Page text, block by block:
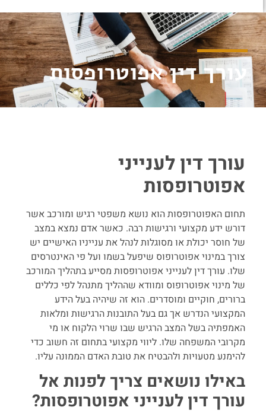
עורך דין אפוטרופסות
עורך דין לענייני
אפוטרופסות
תחום האפוטרופסות הוא נושא משפטי רגיש ומורכב אשר
דורש ידע מקצועי ורגישות רבה. כאשר אדם נמצא במצב
של חוסר יכולת או מסוגלות לנהל את ענייניו האישיים יש
צורך במינוי אפוטרופוס שיפעל בשמו ועל פי האינטרסים
שלו. עורך דין לענייני אפוטרופסות מסייע בתהליך המורכב
של מינוי אפוטרופוס ומוודא שההליך מתנהל לפי כללים
ברורים, חוקיים ומוסדרים. הוא זה שיהיה בעל הידע
המקצועי הנדרש אך גם בעל התובנות הרגישות ומלאות
האמפתיה בשל המצב הרגיש שבו שרוי הלקוח או מי
מקרובי המשפחה שלו. ליווי מקצועי בתחום זה חשוב כדי
להימנע מטעויות ולהבטיח את טובת האדם הממונה עליו.
באילו נושאים צריך לפנות אל
עורך דין לענייני אפוטרופסות?